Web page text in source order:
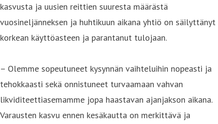
kasvusta ja uusien reittien suuresta määrästä
vuosineljänneksen ja huhtikuun aikana yhtiö on säilyttänyt
korkean käyttöasteen ja parantanut tulojaan.
– Olemme sopeutuneet kysynnän vaihteluihin nopeasti ja
tehokkaasti sekä onnistuneet turvaamaan vahvan
likviditeettiasemamme jopa haastavan ajanjakson aikana.
Varausten kasvu ennen kesäkautta on merkittävä ja